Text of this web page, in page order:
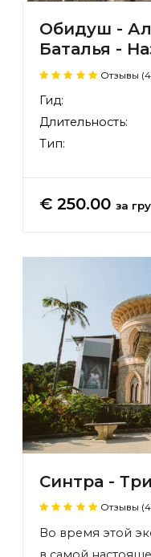
Обидуш -
Баталья -
Отзывы
Гид:
Длительность:
Тип:
€ 250.00 за
Синтра -
Отзывы
Во время этой